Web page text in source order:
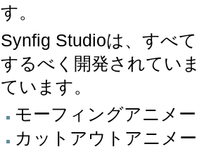
す。
Synfig Studioは、すべ
するべく開発されてい
ています。
モーフィングアニメ
カットアウトアニメ